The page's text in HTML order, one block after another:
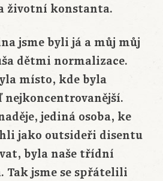
životní konstanta.
jsme byli já a můj můj
dětmi normalizace.
místo, kde byla
nejkoncentrovanější.
jediná osoba, ke
jako outsideři disentu
byla naše třídní
Tak jsme se spřátelili